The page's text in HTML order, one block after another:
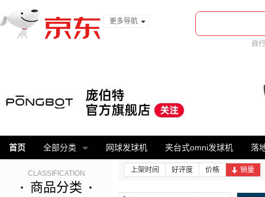
更多导航
自
首页 全部分类 网球发球机 夹台式omni发球机 落
CLASSIFICATION
商品分类
上架时间 好评度 价格 销量